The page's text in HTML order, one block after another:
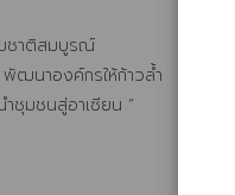
ชาติสมบูรณ์
ฒนาองค์กรให้ก้าวล้ำ
ชุมชนสู่อาเซียน ”